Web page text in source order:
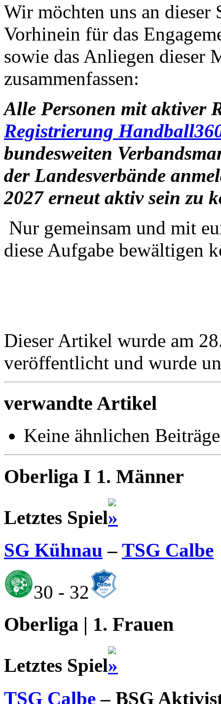
Wir möchten uns an
Vorhinein für das
sowie das Anliegen dieser
zusammenfassen:
Alle Personen mit aktiver
Registrierung
bundesweiten
der Landesverbände
2027 erneut aktiv sein zu
Nur gemeinsam und mit
diese Aufgabe bewältigen
Dieser Artikel wurde am
veröffentlicht und wurde
verwandte Artikel
Keine ähnlichen Beiträge
Oberliga I 1. Männer
Letztes Spiel
SG Kühnau – TSG Calbe
30 - 32
Oberliga | 1. Frauen
Letztes Spiel
TSG Calbe – BSG